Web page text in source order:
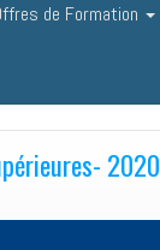
de Formation
2020